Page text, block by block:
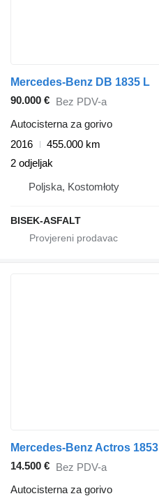
Mercedes-Benz DB 1835 L
90.000 € Bez PDV-a
Autocisterna za gorivo
2016
455.000 km
2 odjeljak
Poljska, Kostomłoty
BISEK-ASFALT
Mercedes-Benz Actros 1853
14.500 € Bez PDV-a
Autocisterna za gorivo